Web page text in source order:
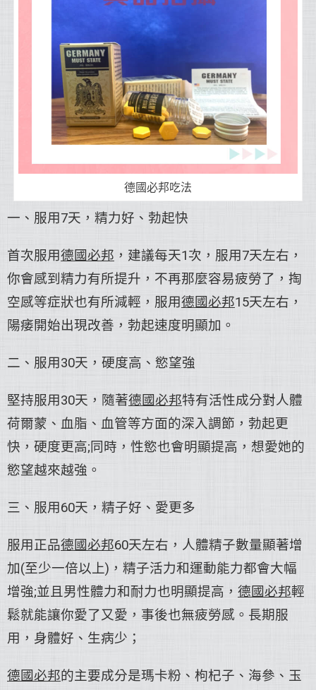
德國必邦吃法
一、服用7天，精力好、勃起快
首次服用德國必邦 ，建議每天1次，服用7天左右，
你會感到精力有所提升，不再那麼容易疲勞了，掏
空感等症狀也有所減輕，服用德國必邦15天左右，
陽痿開始出現改善，勃起速度明顯加。
二、服用30天，硬度高、慾望強
堅持服用30天，隨著德國必邦特有活性成分對人體
荷爾蒙、血脂、血管等方面的深入調節，勃起更
快，硬度更高;同時，性慾也會明顯提高，想愛她的
慾望越來越強。
三、服用60天，精子好、愛更多
服用正品德國必邦60天左右，人體精子數量顯著增
加(至少一倍以上)，精子活力和運動能力都會大幅
增強;並且男性體力和耐力也明顯提高， 德國必邦輕
鬆就能讓你愛了又愛，事後也無疲勞感。長期服
用，身體好、生病少；
德國必邦的主要成分是瑪卡粉、枸杞子、海參、玉